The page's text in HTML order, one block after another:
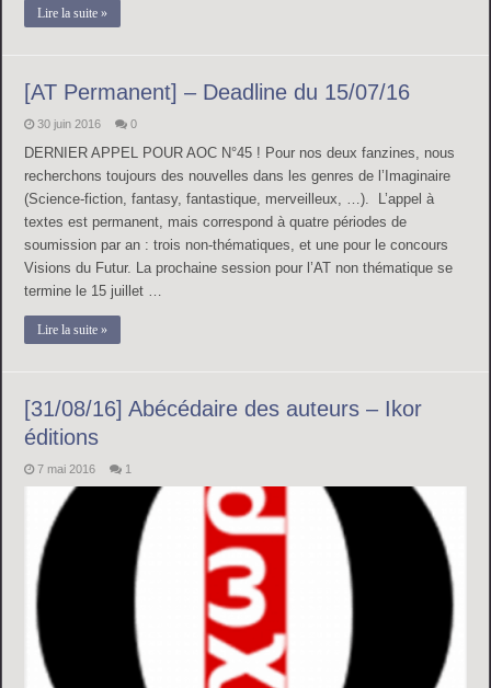
Lire la suite »
[AT Permanent] – Deadline du 15/07/16
30 juin 2016 0
DERNIER APPEL POUR AOC N°45 ! Pour nos deux fanzines, nous
recherchons toujours des nouvelles dans les genres de l’Imaginaire
(Science-fiction, fantasy, fantastique, merveilleux, …). L’appel à
textes est permanent, mais correspond à quatre périodes de
soumission par an : trois non-thématiques, et une pour le concours
Visions du Futur. La prochaine session pour l’AT non thématique se
termine le 15 juillet …
Lire la suite »
[31/08/16] Abécédaire des auteurs – Ikor
éditions
7 mai 2016 1